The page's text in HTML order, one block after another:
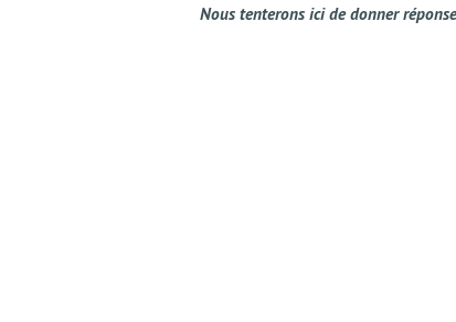
Nous tenterons ici de donner